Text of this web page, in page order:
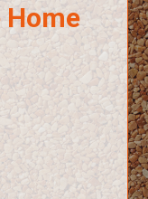
Home